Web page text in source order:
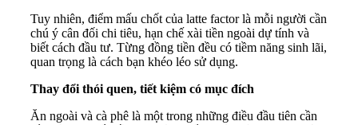
Tuy nhiên, điểm mấu chốt của latte factor là mỗi người cần
chú ý cân đối chi tiêu, hạn chế xài tiền ngoài dự tính và
biết cách đầu tư. Từng đồng tiền đều có tiềm năng sinh lãi,
quan trọng là cách bạn khéo léo sử dụng.
Thay đổi thói quen, tiết kiệm có mục đích
Ăn ngoài và cà phê là một trong những điều đầu tiên cần